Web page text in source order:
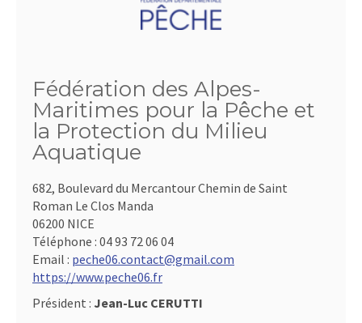
Fédération des Alpes-
Maritimes pour la Pêche et
la Protection du Milieu
Aquatique
682, Boulevard du Mercantour Chemin de Saint
Roman Le Clos Manda
06200 NICE
Téléphone : 04 93 72 06 04
Email : peche06.contact@gmail.com
https://www.peche06.fr
Président : Jean-Luc CERUTTI